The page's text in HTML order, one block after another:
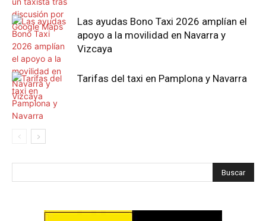
Las ayudas Bono Taxi 2026 amplían el
apoyo a la movilidad en Navarra y
Vizcaya
Tarifas del taxi en Pamplona y Navarra